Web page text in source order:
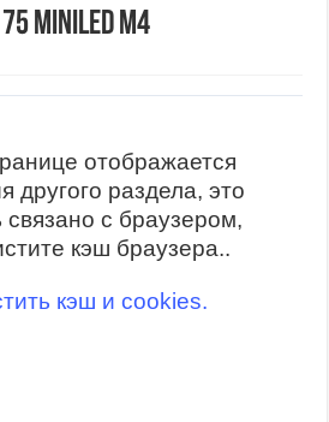
MiniLED M4
отображается
другого раздела, это
с браузером,
кэш браузера..
кэш и cookies.